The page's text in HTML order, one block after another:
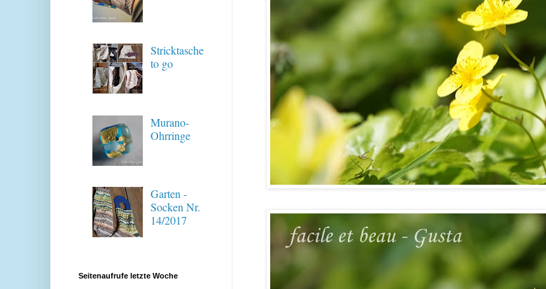
Stricktasche
to go
Murano-
Ohrringe
Garten -
Socken Nr.
14/2017
Seitenaufrufe letzte Woche